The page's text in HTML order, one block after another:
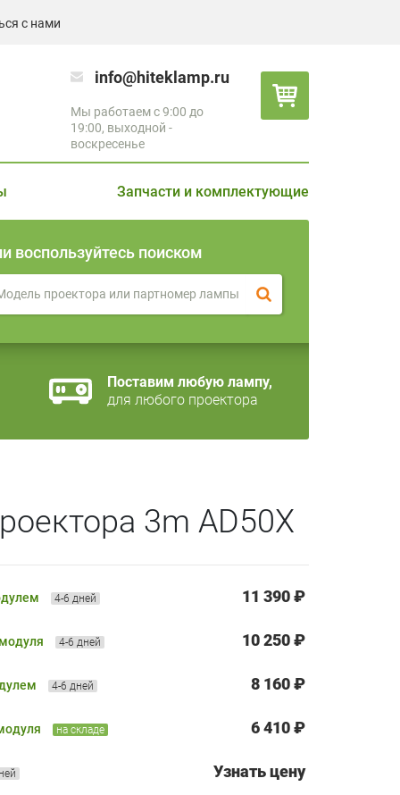
с нами
info@hiteklamp.ru
Мы работаем с 9:00 до
19:00, выходной -
воскресенье
Запчасти и комплектующие
воспользуйтесь поиском
Поставим любую лампу,
для любого проектора
3m AD50X
4-6 дней 11 390 ₽
4-6 дней 10 250 ₽
4-6 дней 8 160 ₽
на складе 6 410 ₽
Узнать цену